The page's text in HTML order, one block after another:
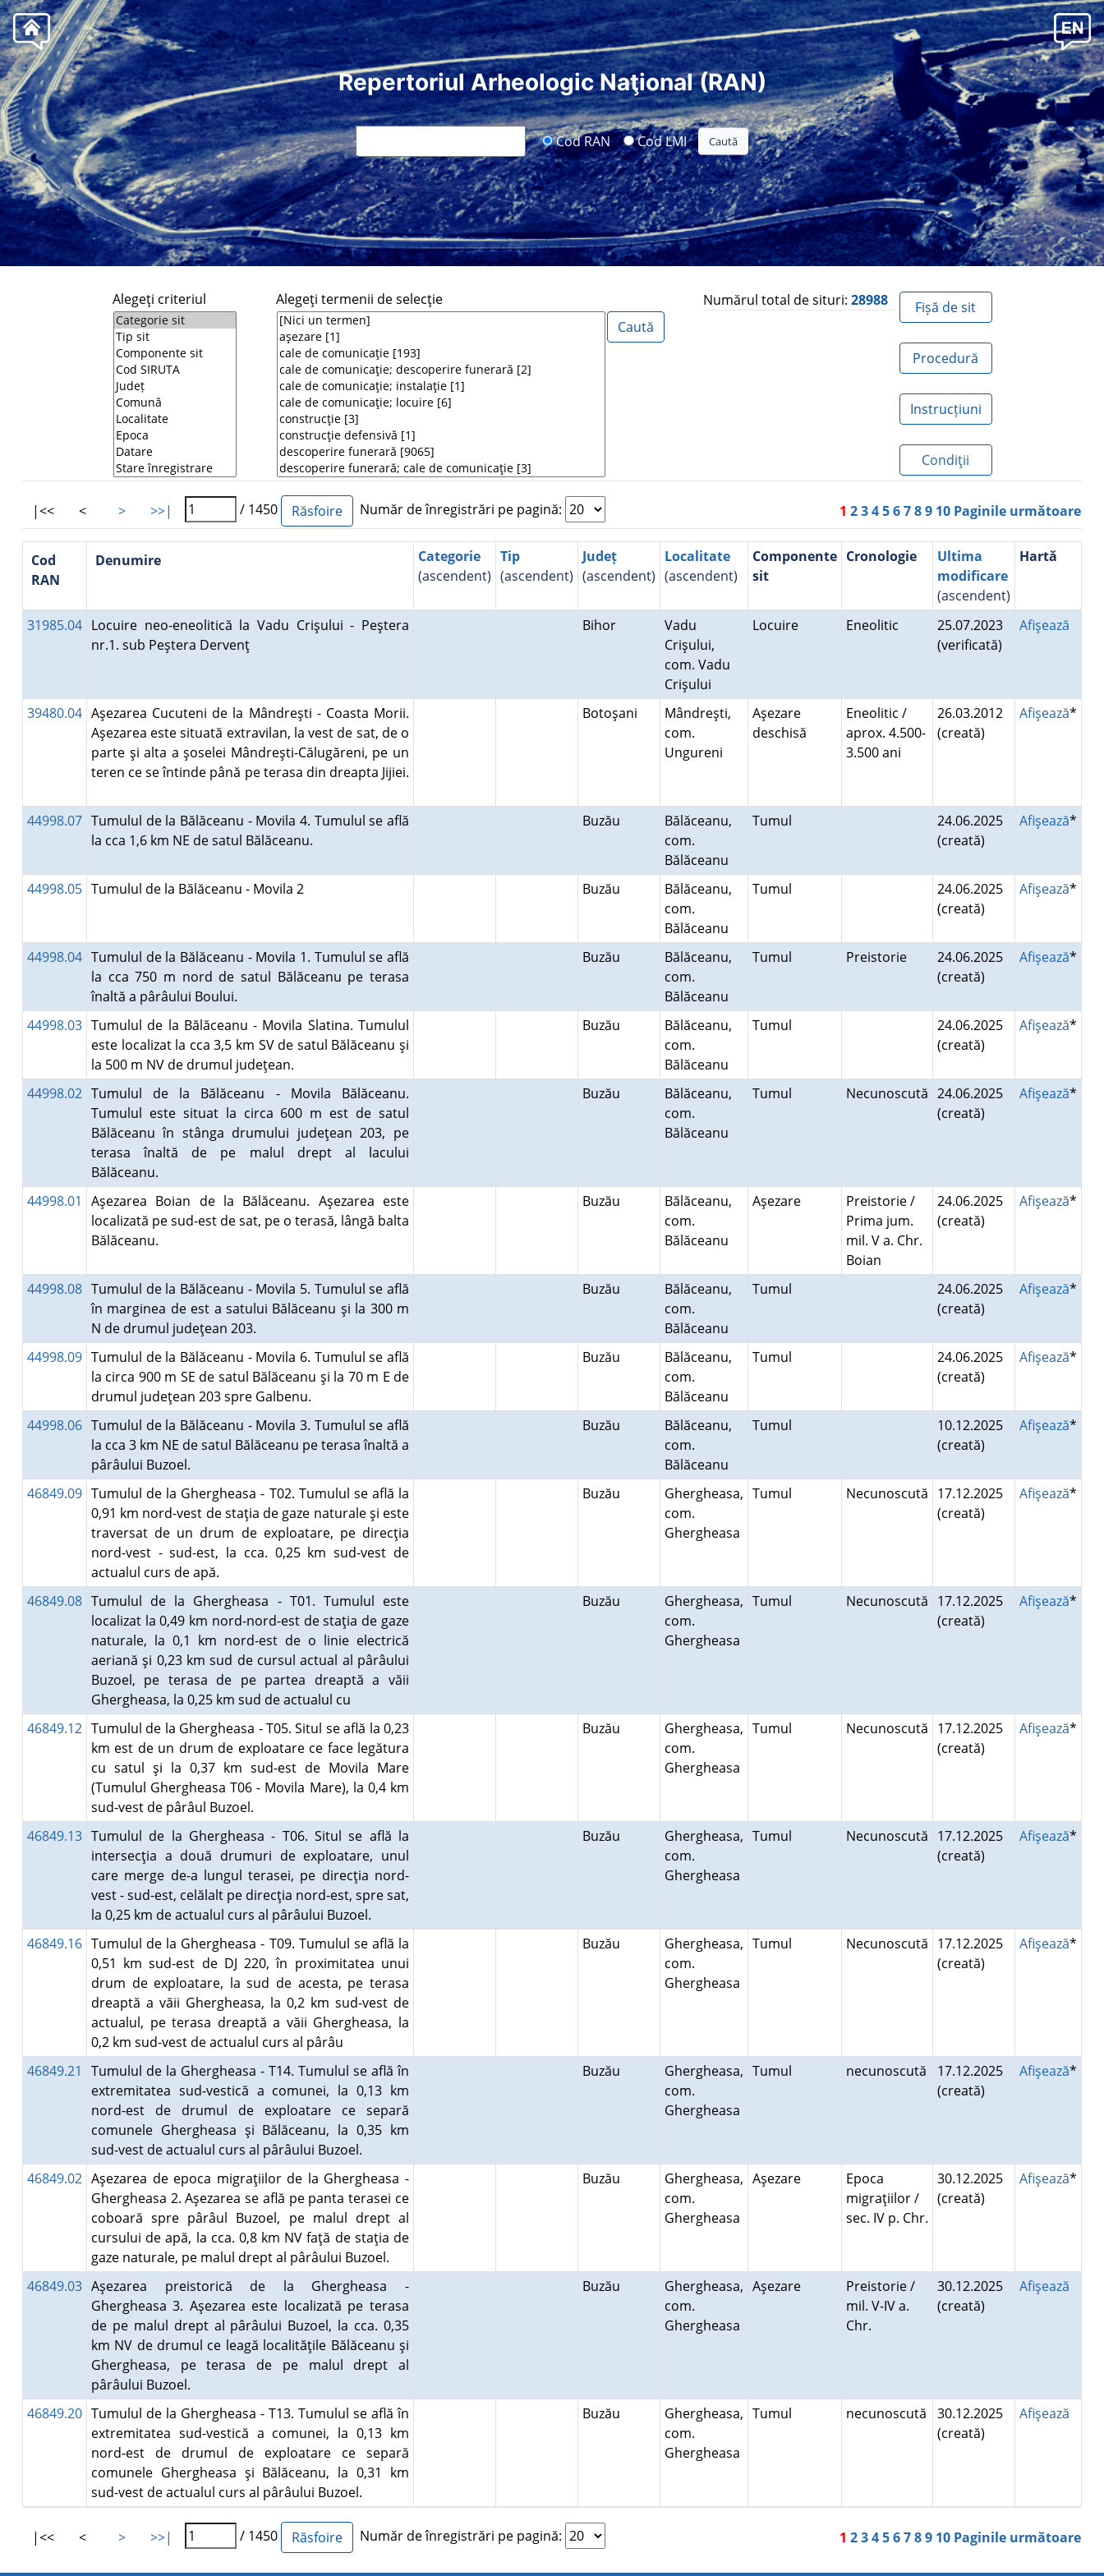
Repertoriul Arheologic Naţional (RAN)
Cod RAN Cod LMI
Alegeţi criteriul Alegeţi termenii de selecţie Numărul total de situri: 28988 Fișă de sit
Procedură
Instrucțiuni
Condiţii
|<< < > >>| / 1450 Număr de înregistrări pe pagină: 123456789 10 Paginile următoare
Cod
RAN
Denumire
Categorie
(ascendent)
Tip
(ascendent)
Județ
(ascendent)
Localitate
(ascendent)
Componente
sit
Cronologie
Ultima
modificare
(ascendent)
Hartă
31985.04 Locuire neo-eneolitică la Vadu Crişului - Peştera
nr.1. sub Peştera Dervenţ
Bihor
Vadu
Crişului,
com. Vadu
Crişului
Locuire Eneolitic
25.07.2023
(verificată)
Afişează
39480.04 Aşezarea Cucuteni de la Mândreşti - Coasta Morii.
Aşezarea este situată extravilan, la vest de sat, de o
parte şi alta a şoselei Mândreşti-Călugăreni, pe un
teren ce se întinde până pe terasa din dreapta Jijiei.
Botoşani
Mândreşti,
com.
Ungureni
Aşezare
deschisă
Eneolitic /
aprox. 4.500-
3.500 ani
26.03.2012
(creată)
Afişează*
44998.07 Tumulul de la Bălăceanu - Movila 4. Tumulul se află
la cca 1,6 km NE de satul Bălăceanu.
Buzău
Bălăceanu,
com.
Bălăceanu
Tumul
24.06.2025
(creată)
Afişează*
44998.05 Tumulul de la Bălăceanu - Movila 2 Buzău
Bălăceanu,
com.
Bălăceanu
Tumul
24.06.2025
(creată)
Afişează*
44998.04 Tumulul de la Bălăceanu - Movila 1. Tumulul se află
la cca 750 m nord de satul Bălăceanu pe terasa
înaltă a pârâului Boului.
Buzău
Bălăceanu,
com.
Bălăceanu
Tumul Preistorie
24.06.2025
(creată)
Afişează*
44998.03 Tumulul de la Bălăceanu - Movila Slatina. Tumulul
este localizat la cca 3,5 km SV de satul Bălăceanu şi
la 500 m NV de drumul judeţean.
Buzău
Bălăceanu,
com.
Bălăceanu
Tumul
24.06.2025
(creată)
Afişează*
44998.02 Tumulul de la Bălăceanu - Movila Bălăceanu.
Tumulul este situat la circa 600 m est de satul
Bălăceanu în stânga drumului judeţean 203, pe
terasa înaltă de pe malul drept al lacului
Bălăceanu.
Buzău
Bălăceanu,
com.
Bălăceanu
Tumul Necunoscută 24.06.2025
(creată)
Afişează*
44998.01
Aşezarea Boian de la Bălăceanu. Aşezarea este
localizată pe sud-est de sat, pe o terasă, lângă balta
Bălăceanu.
Buzău
Bălăceanu,
com.
Bălăceanu
Aşezare
Preistorie /
Prima jum.
mil. V a. Chr.
Boian
24.06.2025
(creată)
Afişează*
44998.08 Tumulul de la Bălăceanu - Movila 5. Tumulul se află
în marginea de est a satului Bălăceanu şi la 300 m
N de drumul judeţean 203.
Buzău
Bălăceanu,
com.
Bălăceanu
Tumul
24.06.2025
(creată)
Afişează*
44998.09 Tumulul de la Bălăceanu - Movila 6. Tumulul se află
la circa 900 m SE de satul Bălăceanu şi la 70 m E de
drumul judeţean 203 spre Galbenu.
Buzău
Bălăceanu,
com.
Bălăceanu
Tumul
24.06.2025
(creată)
Afişează*
44998.06 Tumulul de la Bălăceanu - Movila 3. Tumulul se află
la cca 3 km NE de satul Bălăceanu pe terasa înaltă a
pârâului Buzoel.
Buzău
Bălăceanu,
com.
Bălăceanu
Tumul
10.12.2025
(creată)
Afişează*
46849.09 Tumulul de la Ghergheasa - T02. Tumulul se află la
0,91 km nord-vest de staţia de gaze naturale şi este
traversat de un drum de exploatare, pe direcţia
nord-vest - sud-est, la cca. 0,25 km sud-vest de
actualul curs de apă.
Buzău
Ghergheasa,
com.
Ghergheasa
Tumul Necunoscută 17.12.2025
(creată)
Afişează*
46849.08 Tumulul de la Ghergheasa - T01. Tumulul este
localizat la 0,49 km nord-nord-est de staţia de gaze
naturale, la 0,1 km nord-est de o linie electrică
aeriană şi 0,23 km sud de cursul actual al pârâului
Buzoel, pe terasa de pe partea dreaptă a văii
Ghergheasa, la 0,25 km sud de actualul cu
Buzău
Ghergheasa,
com.
Ghergheasa
Tumul Necunoscută 17.12.2025
(creată)
Afişează*
46849.12 Tumulul de la Ghergheasa - T05. Situl se află la 0,23
km est de un drum de exploatare ce face legătura
cu satul şi la 0,37 km sud-est de Movila Mare
(Tumulul Ghergheasa T06 - Movila Mare), la 0,4 km
sud-vest de pârâul Buzoel.
Buzău
Ghergheasa,
com.
Ghergheasa
Tumul Necunoscută 17.12.2025
(creată)
Afişează*
46849.13 Tumulul de la Ghergheasa - T06. Situl se află la
intersecţia a două drumuri de exploatare, unul
care merge de-a lungul terasei, pe direcţia nord-
vest - sud-est, celălalt pe direcţia nord-est, spre sat,
la 0,25 km de actualul curs al pârâului Buzoel.
Buzău
Ghergheasa,
com.
Ghergheasa
Tumul Necunoscută 17.12.2025
(creată)
Afişează*
46849.16 Tumulul de la Ghergheasa - T09. Tumulul se află la
0,51 km sud-est de DJ 220, în proximitatea unui
drum de exploatare, la sud de acesta, pe terasa
dreaptă a văii Ghergheasa, la 0,2 km sud-vest de
actualul, pe terasa dreaptă a văii Ghergheasa, la
0,2 km sud-vest de actualul curs al pârâu
Buzău
Ghergheasa,
com.
Ghergheasa
Tumul Necunoscută 17.12.2025
(creată)
Afişează*
46849.21
Tumulul de la Ghergheasa - T14. Tumulul se află în
extremitatea sud-vestică a comunei, la 0,13 km
nord-est de drumul de exploatare ce separă
comunele Ghergheasa şi Bălăceanu, la 0,35 km
sud-vest de actualul curs al pârâului Buzoel.
Buzău
Ghergheasa,
com.
Ghergheasa
Tumul necunoscută
17.12.2025
(creată)
Afişează*
46849.02 Aşezarea de epoca migraţiilor de la Ghergheasa -
Ghergheasa 2. Aşezarea se află pe panta terasei ce
coboară spre pârâul Buzoel, pe malul drept al
cursului de apă, la cca. 0,8 km NV faţă de staţia de
gaze naturale, pe malul drept al pârâului Buzoel.
Buzău
Ghergheasa,
com.
Ghergheasa
Aşezare
Epoca
migraţiilor /
sec. IV p. Chr.
30.12.2025
(creată)
Afişează*
46849.03 Aşezarea preistorică de la Ghergheasa -
Ghergheasa 3. Aşezarea este localizată pe terasa
de pe malul drept al pârâului Buzoel, la cca. 0,35
km NV de drumul ce leagă localităţile Bălăceanu şi
Ghergheasa, pe terasa de pe malul drept al
pârâului Buzoel.
Buzău
Ghergheasa,
com.
Ghergheasa
Aşezare
Preistorie /
mil. V-IV a.
Chr.
30.12.2025
(creată)
Afişează
46849.20 Tumulul de la Ghergheasa - T13. Tumulul se află în
extremitatea sud-vestică a comunei, la 0,13 km
nord-est de drumul de exploatare ce separă
comunele Ghergheasa şi Bălăceanu, la 0,31 km
sud-vest de actualul curs al pârâului Buzoel.
Buzău
Ghergheasa,
com.
Ghergheasa
Tumul necunoscută
30.12.2025
(creată)
Afişează
|<< < > >>| / 1450 Număr de înregistrări pe pagină: 123456789 10 Paginile următoare